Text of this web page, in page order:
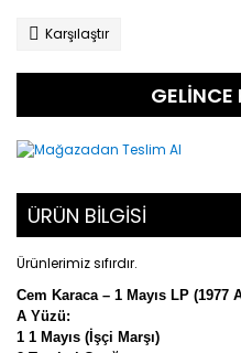
Karşılaştır
GELİNCE
ÜRÜN BİLGİSİ
Ürünlerimiz sıfırdır.
Cem Karaca – 1 Mayıs LP (1977
A Yüzü:
1 1 Mayıs (İşçi Marşı)